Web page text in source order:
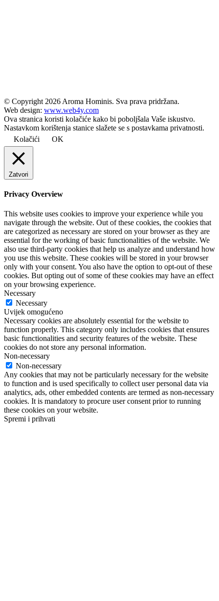
© Copyright 2026 Aroma Hominis. Sva prava pridržana.
Web design: www.web4y.com
Ova stranica koristi kolačiće kako bi poboljšala Vaše iskustvo.
Nastavkom korištenja stanice slažete se s postavkama privatnosti.
Kolačići
OK
Zatvori
Privacy Overview
This website uses cookies to improve your experience while you
navigate through the website. Out of these cookies, the cookies that
are categorized as necessary are stored on your browser as they are
essential for the working of basic functionalities of the website. We
also use third-party cookies that help us analyze and understand how
you use this website. These cookies will be stored in your browser
only with your consent. You also have the option to opt-out of these
cookies. But opting out of some of these cookies may have an effect
on your browsing experience.
Necessary
Necessary
Uvijek omogućeno
Necessary cookies are absolutely essential for the website to
function properly. This category only includes cookies that ensures
basic functionalities and security features of the website. These
cookies do not store any personal information.
Non-necessary
Non-necessary
Any cookies that may not be particularly necessary for the website
to function and is used specifically to collect user personal data via
analytics, ads, other embedded contents are termed as non-necessary
cookies. It is mandatory to procure user consent prior to running
these cookies on your website.
Spremi i prihvati